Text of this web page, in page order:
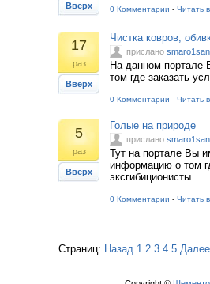
Вверх 0 Комментарии - Читать
17
раз
Вверх
Чистка ковров,
прислано
На данном портале
том где заказать
0 Комментарии - Читать
5
раз
Вверх
Голые на природе
прислано
Тут на портале Вы
информацию о том
эксгибиционисты
0 Комментарии - Читать
Страниц: Назад 1 2 3 4 5 Далее